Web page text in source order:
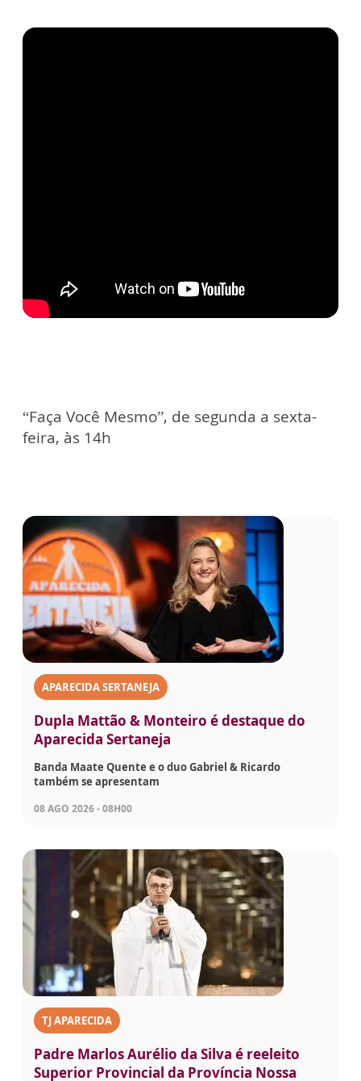
“Faça Você Mesmo”, de segunda a sexta-
feira, às 14h
APARECIDA SERTANEJA
Dupla Mattão & Monteiro é destaque do
Aparecida Sertaneja
Banda Maate Quente e o duo Gabriel & Ricardo
também se apresentam
08 AGO 2026 - 08H00
TJ APARECIDA
Padre Marlos Aurélio da Silva é reeleito
Superior Provincial da Província Nossa